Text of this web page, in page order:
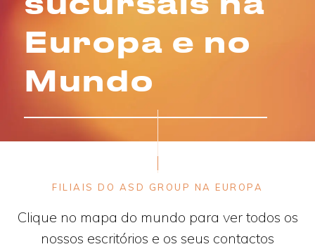
Europa e no
Mundo
FILIAIS DO ASD GROUP NA EUROPA
Clique no mapa do mundo para ver todos os
nossos escritórios e os seus contactos